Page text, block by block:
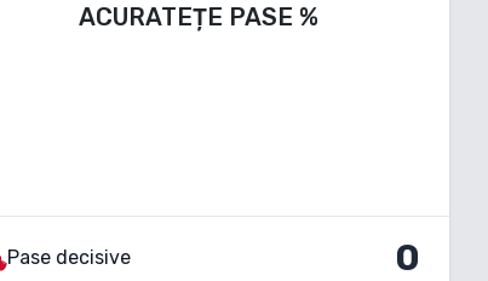
ACURATEȚE PASE %
Pase decisive 0